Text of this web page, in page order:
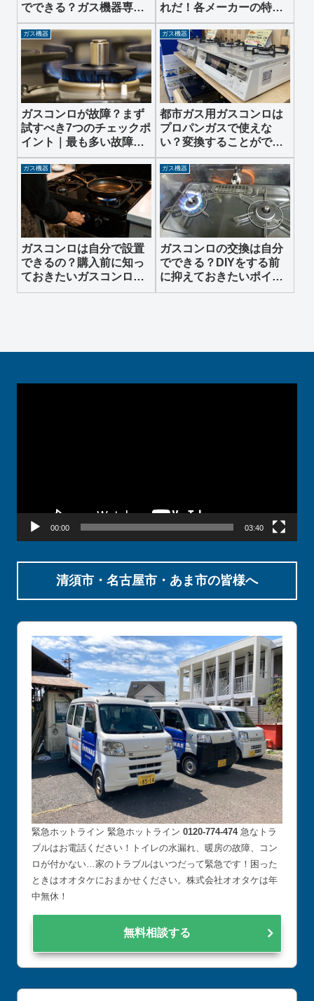
でできる？ガス機器専門
会社が解説します
れだ！各メーカーの特徴
をシンプルに解説しま
す。
ガス機器
ガスコンロが故障？まず
試すべき7つのチェックポ
イント｜最も多い故障原
因と対処法とは
ガス機器
都市ガス用ガスコンロは
プロパンガスで使えな
い？変換することができ
る？注意点を解説します
ガス機器
ガスコンロは自分で設置
できるの？購入前に知っ
ておきたいガスコンロ設
置のDIY事情
ガス機器
ガスコンロの交換は自分
でできる？DIYをする前
に抑えておきたいポイン
ト
00:00 03:40
清須市・名古屋市・あま市の皆様へ
緊急ホットライン 緊急ホットライン 0120-774-474急なトラ
ブルはお電話ください！トイレの水漏れ、暖房の故障、コン
ロが付かない…家のトラブルはいつだって緊急です！困った
ときはオオタケにおまかせください。株式会社オオタケは年
中無休！
無料相談する